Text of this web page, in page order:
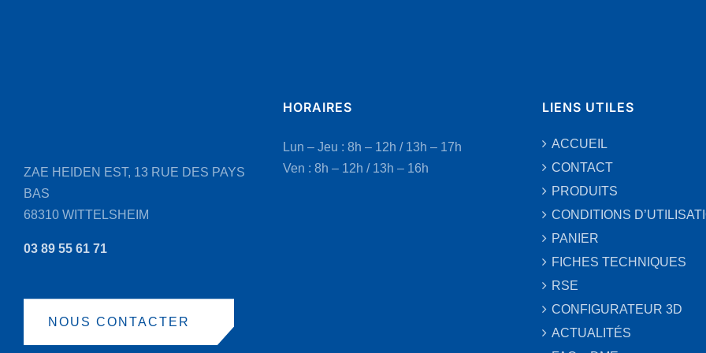
ZAE HEIDEN EST, 13 RUE DES PAYS
BAS
68310 WITTELSHEIM
03 89 55 61 71
NOUS CONTACTER
HORAIRES
Lun – Jeu : 8h – 12h / 13h – 17h
Ven : 8h – 12h / 13h – 16h
LIENS UTILES
ACCUEIL
CONTACT
PRODUITS
CONDITIONS
PANIER
FICHES TECHNIQUES
RSE
CONFIGURATEUR 3D
ACTUALITÉS